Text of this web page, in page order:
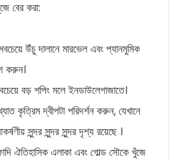
বের করা:
উঁচু দালানে মারভেল এবং প্যানমুমিক
করুন।
বড় শপিং মলে ইনডাউলেগাজাতে।
কৃত্রিম দ্বীপটা পরিদর্শন করুন, যেখানে
সুন্দর সুন্দর সুন্দর দৃশ্য রয়েছে ।
ঐতিহাসিক এলাকা এবং গোল্ড সৌকে খুঁজে